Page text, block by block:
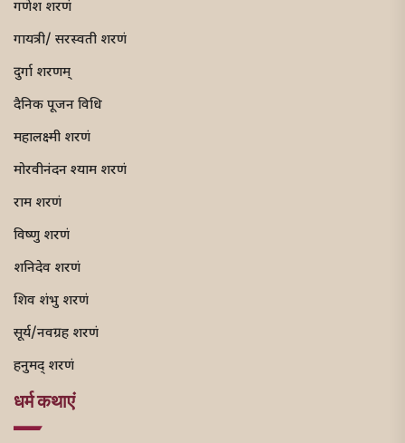
गणेश शरणं
गायत्री/ सरस्वती शरणं
दुर्गा शरणम्
दैनिक पूजन विधि
महालक्ष्मी शरणं
मोरवीनंदन श्याम शरणं
राम शरणं
विष्णु शरणं
शनिदेव शरणं
शिव शंभु शरणं
सूर्य/नवग्रह शरणं
हनुमद् शरणं
धर्म कथाएं